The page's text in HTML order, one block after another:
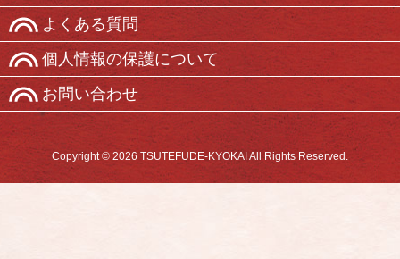
よくある質問
個人情報の保護について
お問い合わせ
Copyright © 2026 TSUTEFUDE-KYOKAI All Rights Reserved.